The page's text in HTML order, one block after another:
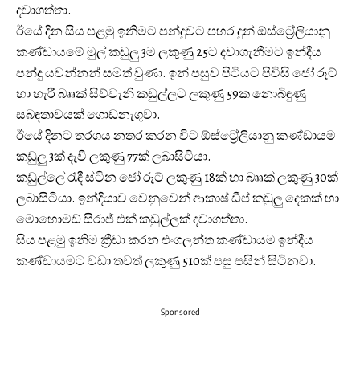
දවාගත්තා.
ඊයේ දින සිය පළමු ඉනිමට පන්දුවට පහර දුන් ඕස්ට්‍රේලියානු
කණ්ඩායමේ මුල් කඩුලු 3ම ලකුණු 25ට දවාගැනීමට ඉන්දීය
පන්දු යවන්නන් සමත් වුණා. ඉන් පසුව පිටියට පිවිසි ජෝ රූට්
හා හැරී බෲක් සිව්වැනි කඩුල්ලට ලකුණු 59ක නොබිඳුණු
සබඳතාවයක් ගොඩනැගුවා.
ඊයේ දිනට තරගය නතර කරන විට ඕස්ට්‍රේලියානු කණ්ඩායම
කඩුලු 3ක් දැවී ලකුණු 77ක් ලබාසිටියා.
කඩුල්ලේ රැඳී ස්ටින ජෝ රූට් ලකුණු 18ක් හා බෲක් ලකුණු 30ක්
ලබාසිටියා. ඉන්දියාව වෙනුවෙන් ආකාෂ් ඩීප් කඩුලු දෙකක් හා
මොහොමඩ් සිරාජ් එක් කඩුල්ලක් දවාගත්තා.
සිය පළමු ඉනිම ක්‍රීඩා කරන එංගලන්ත කණ්ඩායම ඉන්දීය
කණ්ඩායමට වඩා තවත් ලකුණු 510ක් පසු පසින් සිටිනවා.
Sponsored